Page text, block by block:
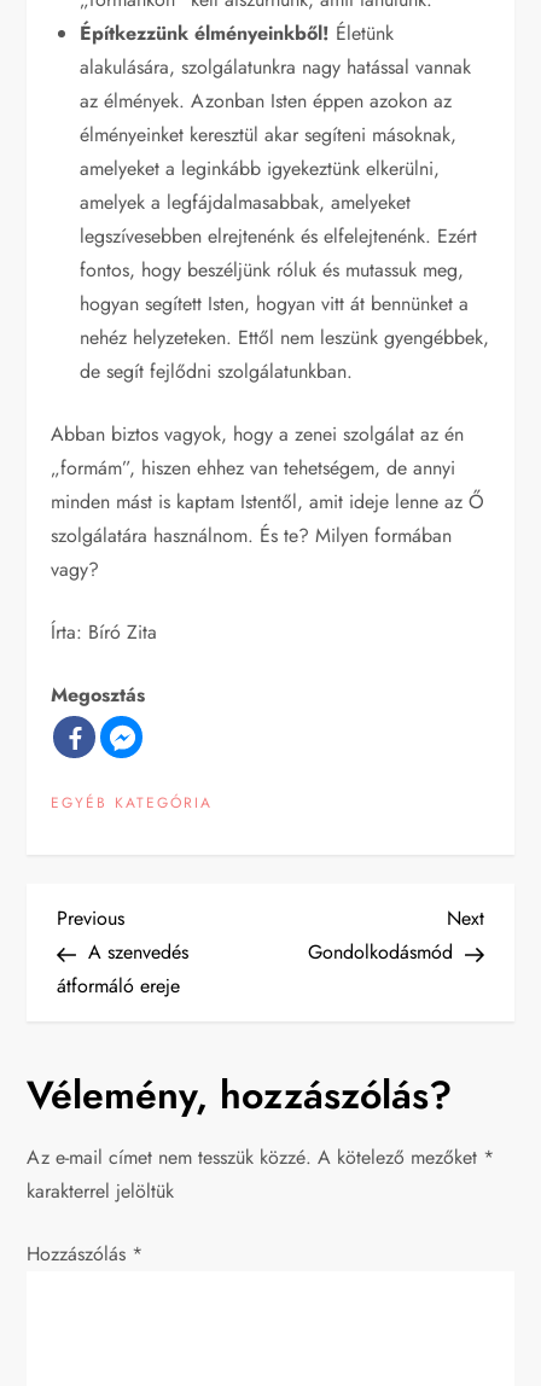
Építkezzünk élményeinkből! Életünk
alakulására, szolgálatunkra nagy hatással vannak
az élmények. Azonban Isten éppen azokon az
élményeinket keresztül akar segíteni másoknak,
amelyeket a leginkább igyekeztünk elkerülni,
amelyek a legfájdalmasabbak, amelyeket
legszívesebben elrejtenénk és elfelejtenénk. Ezért
fontos, hogy beszéljünk róluk és mutassuk meg,
hogyan segített Isten, hogyan vitt át bennünket a
nehéz helyzeteken. Ettől nem leszünk gyengébbek,
de segít fejlődni szolgálatunkban.
Abban biztos vagyok, hogy a zenei szolgálat az én
„formám”, hiszen ehhez van tehetségem, de annyi
minden mást is kaptam Istentől, amit ideje lenne az Ő
szolgálatára használnom. És te? Milyen formában
vagy?
Írta: Bíró Zita
Megosztás
EGYÉB KATEGÓRIA
B
e
e
g
y
z
Previous
Post
Previous
A szenvedés
átformáló ereje
Next
Post
Next
Gondolkodásmód
Vélemény, hozzászólás?
Az e-mail címet nem tesszük közzé. A kötelező mezőket *
karakterrel jelöltük
Hozzászólás *